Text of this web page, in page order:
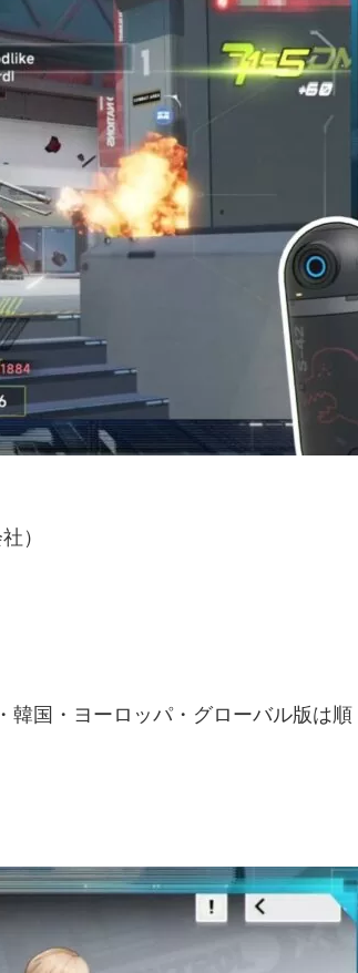
）
韓国・ヨーロッパ・グローバル版は順